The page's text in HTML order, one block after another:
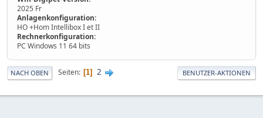
2025 Fr
Anlagenkonfiguration:
HO +Hom Intellibox I et II
Rechnerkonfiguration:
PC Windows 11 64 bits
NACH OBEN Seiten 1 2 BENUTZER-AKTIONEN